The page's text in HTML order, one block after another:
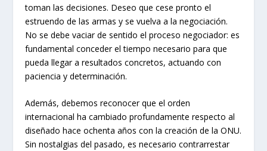
toman las decisiones. Deseo que cese pronto el
estruendo de las armas y se vuelva a la negociación.
No se debe vaciar de sentido el proceso negociador: es
fundamental conceder el tiempo necesario para que
pueda llegar a resultados concretos, actuando con
paciencia y determinación.
Además, debemos reconocer que el orden
internacional ha cambiado profundamente respecto al
diseñado hace ochenta años con la creación de la ONU.
Sin nostalgias del pasado, es necesario contrarrestar